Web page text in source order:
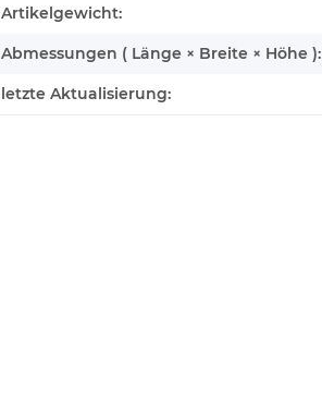
Produkteigenschaft
Wert
Artikelgewicht:
Abmessungen ( Länge × Breite × Höhe ):
letzte Aktualisierung: